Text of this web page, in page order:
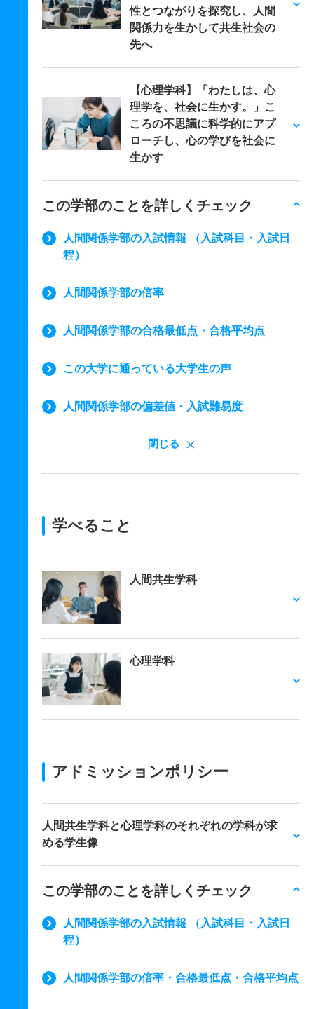
性とつながりを探究し、人間
関係力を生かして共生社会の
先へ
【心理学科】「わたしは、心
理学を、社会に生かす。」こ
ころの不思議に科学的にアプ
ローチし、心の学びを社会に
生かす
この学部のことを詳しくチェック
人間関係学部の入試情報 （入試科目・入試日
程）
人間関係学部の倍率
人間関係学部の合格最低点・合格平均点
この大学に通っている大学生の声
人間関係学部の偏差値・入試難易度
閉じる
学べること
人間共生学科
心理学科
アドミッションポリシー
人間共生学科と心理学科のそれぞれの学科が求
める学生像
この学部のことを詳しくチェック
人間関係学部の入試情報 （入試科目・入試日
程）
人間関係学部の倍率・合格最低点・合格平均点